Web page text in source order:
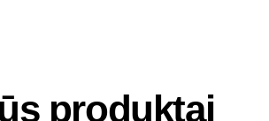
produktai